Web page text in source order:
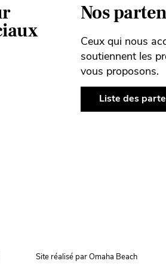
Nos
Ceux qui nous
soutiennent les
vous proposons.
Liste des
Site réalisé par Omaha Beach